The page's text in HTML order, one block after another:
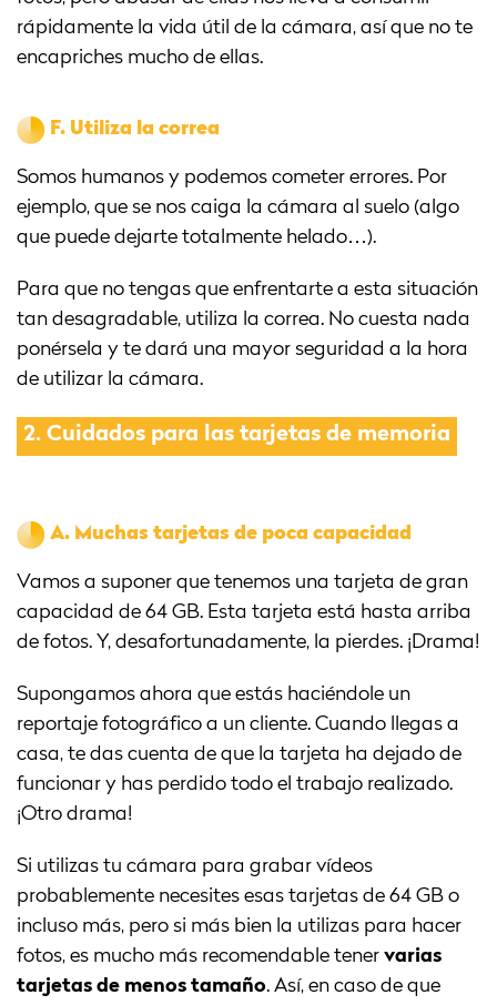
rápidamente la vida útil de la cámara, así que no te
encapriches mucho de ellas.
F. Utiliza la correa
Somos humanos y podemos cometer errores. Por
ejemplo, que se nos caiga la cámara al suelo (algo
que puede dejarte totalmente helado…).
Para que no tengas que enfrentarte a esta situación
tan desagradable, utiliza la correa. No cuesta nada
ponérsela y te dará una mayor seguridad a la hora
de utilizar la cámara.
2. Cuidados para las tarjetas de memoria
A. Muchas tarjetas de poca capacidad
Vamos a suponer que tenemos una tarjeta de gran
capacidad de 64 GB. Esta tarjeta está hasta arriba
de fotos. Y, desafortunadamente, la pierdes. ¡Drama!
Supongamos ahora que estás haciéndole un
reportaje fotográfico a un cliente. Cuando llegas a
casa, te das cuenta de que la tarjeta ha dejado de
funcionar y has perdido todo el trabajo realizado.
¡Otro drama!
Si utilizas tu cámara para grabar vídeos
probablemente necesites esas tarjetas de 64 GB o
incluso más, pero si más bien la utilizas para hacer
fotos, es mucho más recomendable tener varias
tarjetas de menos tamaño. Así, en caso de que